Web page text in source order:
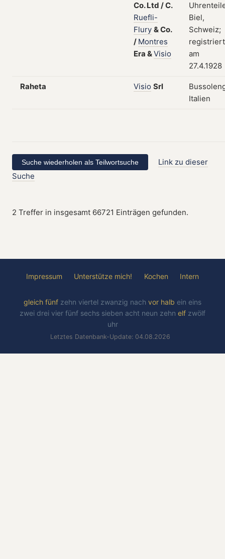
Co.Ltd /C.
Ruefli-
Flury &Co.
/ Montres
Era &Visio
Biel,
Schweiz;
registriert
am
27.4.1928
Raheta Visio Srl
Italien
Link zu dieser
Suche
2 Treffer in insgesamt 66721 Einträgen gefunden.
Impressum Unterstütze mich! Kochen Intern
gleich fünf zehn viertel zwanzig nach vor halb ein eins
zwei drei vier fünf sechs sieben acht neun zehn elf zwölf
uhr
Letztes Datenbank-Update: 04.08.2026